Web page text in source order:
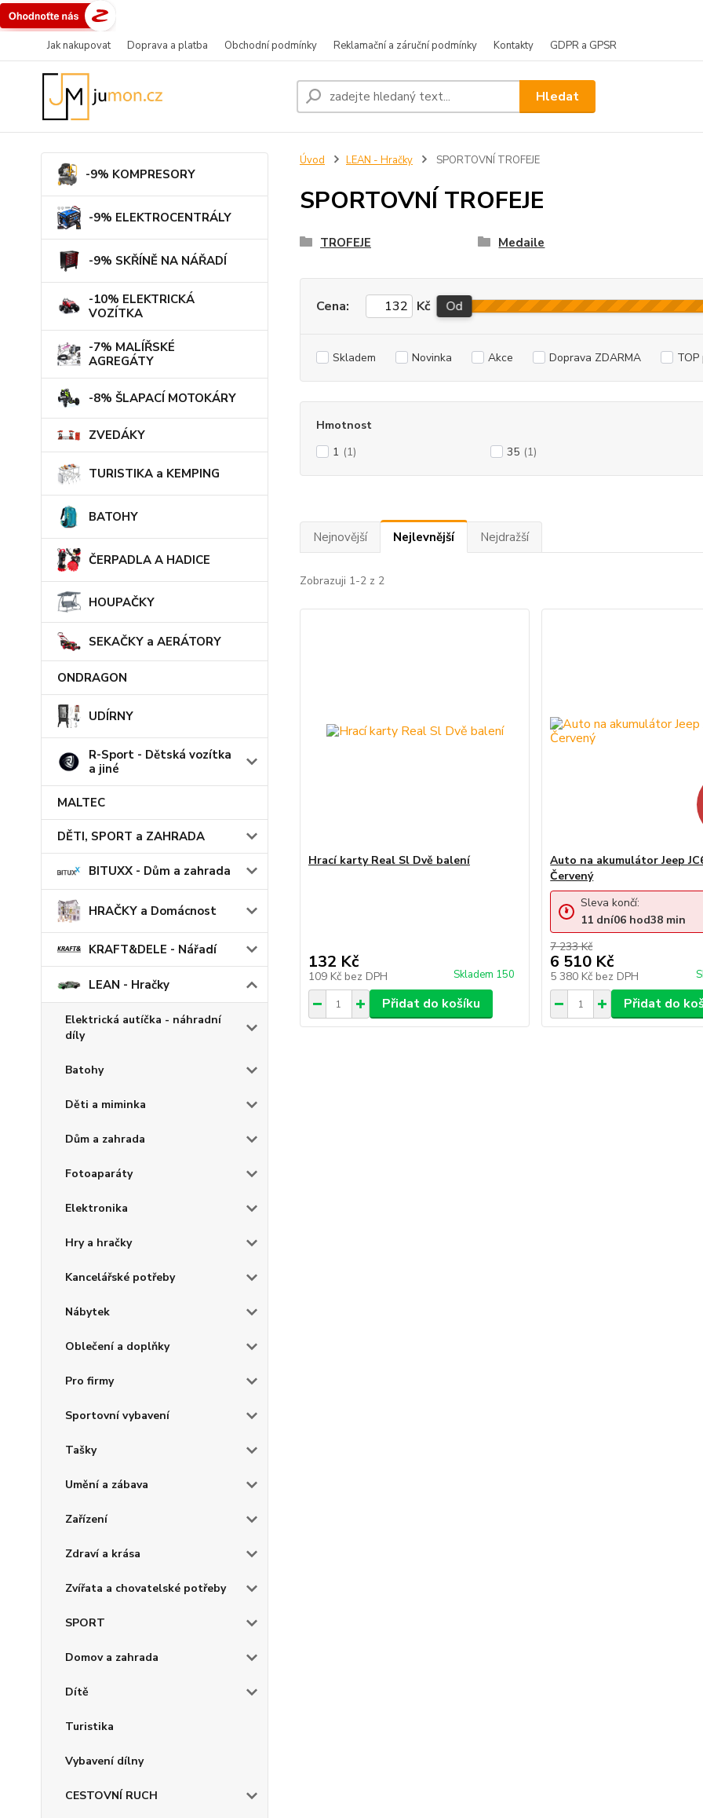
Jak nakupovat Doprava a platba Obchodní podmínky Reklamační a záruční podmínky Kontakty GDPR a GPSR
Hledat
-9% KOMPRESORY
-9% ELEKTROCENTRÁLY
-9% SKŘÍNĚ NA NÁŘADÍ
-10% ELEKTRICKÁ
VOZÍTKA
-7% MALÍŘSKÉ
AGREGÁTY
-8% ŠLAPACÍ MOTOKÁRY
ZVEDÁKY
TURISTIKA a KEMPING
BATOHY
ČERPADLA A HADICE
HOUPAČKY
SEKAČKY a AERÁTORY
ONDRAGON
UDÍRNY
R-Sport - Dětská vozítka
a jiné
MALTEC
DĚTI, SPORT a ZAHRADA
BITUXX - Dům a zahrada
HRAČKY a Domácnost
KRAFT&DELE - Nářadí
LEAN - Hračky
Elektrická autíčka - náhradní
díly
Batohy
Děti a miminka
Dům a zahrada
Fotoaparáty
Elektronika
Hry a hračky
Kancelářské potřeby
Nábytek
Oblečení a doplňky
Pro firmy
Sportovní vybavení
Tašky
Umění a zábava
Zařízení
Zdraví a krása
Zvířata a chovatelské potřeby
SPORT
Domov a zahrada
Dítě
Turistika
Vybavení dílny
CESTOVNÍ RUCH
Úvod LEAN - Hračky SPORTOVNÍ TROFEJE
SPORTOVNÍ TROFEJE
TROFEJE Medaile
Cena: Kč Od
Skladem Novinka Akce Doprava ZDARMA
Hmotnost
1 (1) 35 (1)
Nejnovější Nejlevnější Nejdražší
Zobrazuji 1-2 z 2
Hrací karty Real Sl Dvě balení
132 Kč
109 Kč bez DPH Skladem 150
Přidat do košíku
Auto na akumulátor Jeep
Červený
7 233 Kč
6 510 Kč
5 380 Kč bez DPH
Sleva končí:
11 dní06 hod38 min
Přidat do